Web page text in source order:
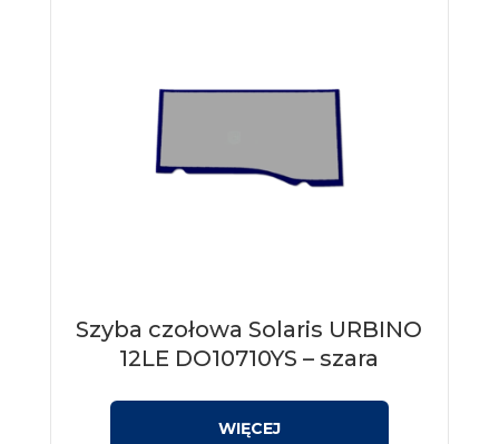
Szyba czołowa Solaris URBINO
12LE DO10710YS – szara